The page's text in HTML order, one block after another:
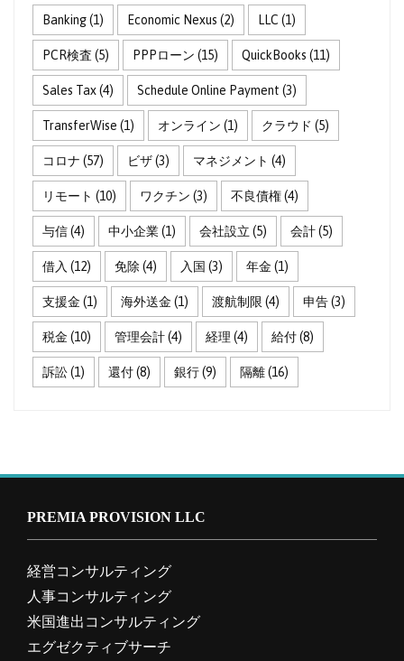
Banking(1) Economic Nexus (2) LLC (1)
PCR検査 (5) PPPローン (15) QuickBooks (11)
Sales Tax(4) Schedule Online Payment (3)
TransferWise (1) オンライン (1) クラウド (5)
コロナ (57) ビザ(3) マネジメント (4)
リモート (10) ワクチン (3) 不良債権(4)
与信(4) 中小企業(1) 会社設立 (5) 会計(5)
借入 (12) 免除 (4) 入国 (3) 年金 (1)
支援金 (1) 海外送金 (1) 渡航制限 (4) 申告(3)
税金 (10) 管理会計(4) 経理 (4) 給付(8)
訴訟(1) 還付(8) 銀行(9) 隔離(16)
PREMIA PROVISION LLC
経営コンサルティング
人事コンサルティング
米国進出コンサルティング
エグゼクティブサーチ